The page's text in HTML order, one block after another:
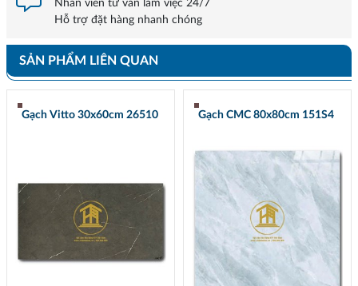
Nhân viên tư vấn làm việc 24/7
Hỗ trợ đặt hàng nhanh chóng
SẢN PHẨM LIÊN QUAN
Gạch Vitto 30x60cm 26510 Gạch CMC 80x80cm 151S4